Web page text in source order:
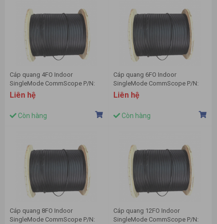
Cáp quang 4FO Indoor
SingleMode CommScope P/N:
760068718
Liên hệ
Còn hàng
Cáp quang 6FO Indoor
SingleMode CommScope P/N:
760009753
Liên hệ
Còn hàng
Cáp quang 8FO Indoor
SingleMode CommScope P/N:
Cáp quang 12FO Indoor
SingleMode CommScope P/N: